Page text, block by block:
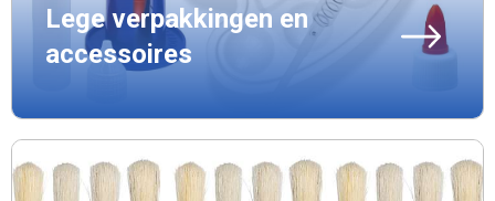
Lege verpakkingen en
accessoires